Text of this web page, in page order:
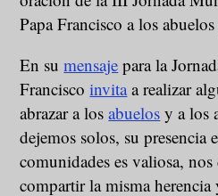
Papa Francisco a los
En sumensaje para la
Franciscoinvitaa realizar
abrazar a losabuelos y a los
dejemos solos, su presencia
comunidades es valiosa,
compartir la misma